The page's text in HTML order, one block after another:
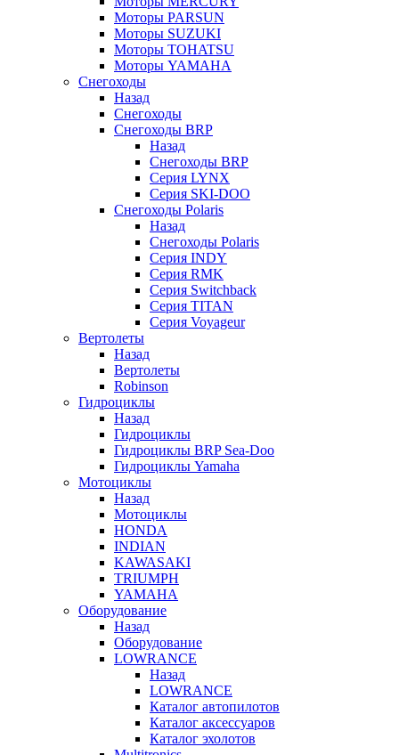
Моторы PARSUN
Моторы SUZUKI
Моторы TOHATSU
Моторы YAMAHA
Снегоходы
Назад
Снегоходы
Снегоходы BRP
Назад
Снегоходы BRP
Серия LYNX
Серия SKI-DOO
Снегоходы Polaris
Назад
Снегоходы Polaris
Серия INDY
Серия RMK
Серия Switchback
Серия TITAN
Серия Voyageur
Вертолеты
Назад
Вертолеты
Robinson
Гидроциклы
Назад
Гидроциклы
Гидроциклы BRP Sea-Doo
Гидроциклы Yamaha
Мотоциклы
Назад
Мотоциклы
HONDA
INDIAN
KAWASAKI
TRIUMPH
YAMAHA
Оборудование
Назад
Оборудование
LOWRANCE
Назад
LOWRANCE
Каталог автопилотов
Каталог аксессуаров
Каталог эхолотов